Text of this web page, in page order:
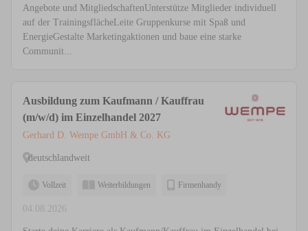
Angebote und MitgliedschaftenUnterstütze Mitglieder individuell
auf der TrainingsflächeLeite Gruppenkurse mit Spaß und
EnergieGestalte Marketingaktionen und baue eine starke
Communit...
Ausbildung zum Kaufmann / Kauffrau
(m/w/d) im Einzelhandel 2027
Gerhard D. Wempe GmbH & Co. KG
deutschlandweit
Vollzeit Weiterbildungen Firmenhandy
04.08.2026